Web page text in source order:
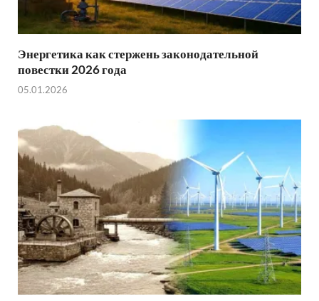
Энергетика как стержень законодательной
повестки 2026 года
05.01.2026